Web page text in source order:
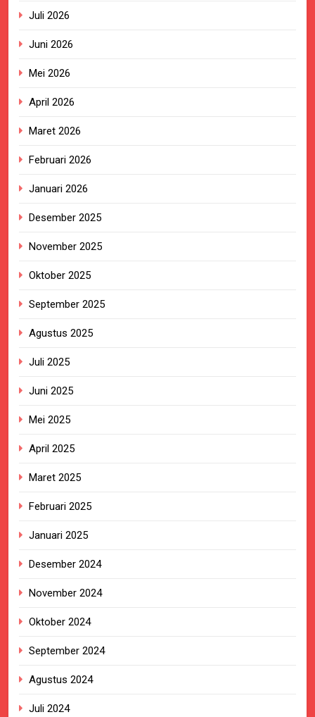
Juli 2026
Juni 2026
Mei 2026
April 2026
Maret 2026
Februari 2026
Januari 2026
Desember 2025
November 2025
Oktober 2025
September 2025
Agustus 2025
Juli 2025
Juni 2025
Mei 2025
April 2025
Maret 2025
Februari 2025
Januari 2025
Desember 2024
November 2024
Oktober 2024
September 2024
Agustus 2024
Juli 2024